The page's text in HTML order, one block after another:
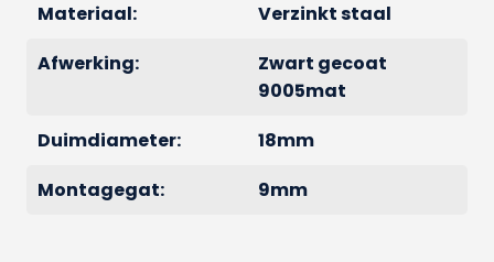
Materiaal:
Verzinkt staal
Afwerking:
Zwart gecoat
9005mat
Duimdiameter:
18mm
Montagegat:
9mm